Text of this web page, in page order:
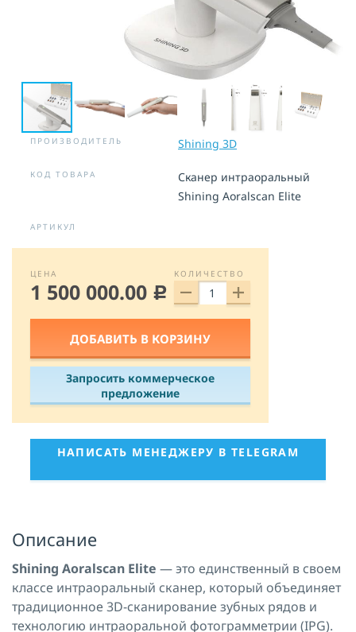
ПРОИЗВОДИТЕЛЬ Shining 3D
КОД ТОВАРА
Сканер интраоральный
Shining Aoralscan Elite
АРТИКУЛ
ЦЕНА
1 500 000.00 c
КОЛИЧЕСТВО
ДОБАВИТЬ В КОРЗИНУ
Запросить коммерческое
предложение
НАПИСАТЬ МЕНЕДЖЕРУ В TELEGRAM
Описание
Shining Aoralscan Elite — это единственный в своем
классе интраоральный сканер, который объединяет
традиционное 3D-сканирование зубных рядов и
технологию интраоральной фотограмметрии (IPG).